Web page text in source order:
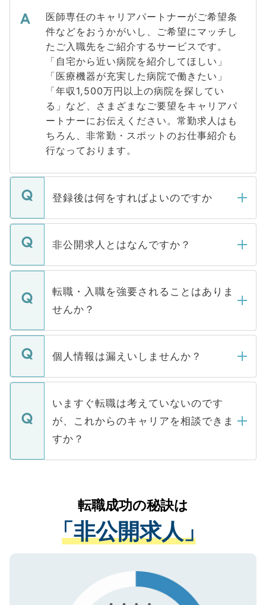
医師専任のキャリアパートナーがご希望条
件などをおうかがいし、ご希望にマッチし
たご入職先をご紹介するサービスです。
「自宅から近い病院を紹介してほしい」
「医療機器が充実した病院で働きたい」
「年収1,500万円以上の病院を探してい
る」など、さまざまなご要望をキャリアパ
ートナーにお伝えください。常勤求人はも
ちろん、非常勤・スポットのお仕事紹介も
行なっております。
登録後は何をすればよいのですか
ご登録いただきましたら、弊社担当者がご
登録内容を確認し、その後メールもしくは
ます。通常、5営業日以内にはご連絡をせて
いただきますので、しばらくお待ちくださ
非公開求人とはなんですか？
マイナビDOCTORで取り扱っている求人の
うち約3割は、Webサイトからご覧いただ
けない「非公開求人」です。非公開求人は
下記の理由によって、一般には公開してい
ません。
■応募殺到を避けるため 人気のある医療機
関を公にしてしまうと、応募が殺到する場
に、医療機関が求める条件に合った人材の
みを人材紹介会社に依頼するケースが増え
ています。
転職・入職を強要されることはありま
せんか？
転職・入職を強要することは一切ありませ
ん。また、仮に応募先から内定をいただい
定を承諾する必要はありません。内定先へ
の辞退の連絡はキャリアパートナーが行い
個人情報は漏えいしませんか？
個人情報が漏えいすることはありませんの
で、ご安心ください。当サイトからの登録
などで収集したご登録者様の個人情報は、
ご本人のキャリアアップおよび転職活動の
支援を目的に使用いたします。お預かりし
ているすべての個人データはご本人の許可
は、個人情報の取り扱いについての厳密な
管理基準を満たした事業者のみに付与され
る、プライバシーマークを取得済みです。
で、機密保持に関してもご安心ください。
いますぐ転職は考えていないのです
が、これからのキャリアを相談できま
すか？
かがいして、現在の医療機関の状況や紹介
経験をまじえながら、適切なアドバイスを
させていただきます。すぐにご転職をされ
ない方には、長期的なサポートが可能です
ので、まずはご登録ください。
転職成功の秘訣は
「非公開求人」